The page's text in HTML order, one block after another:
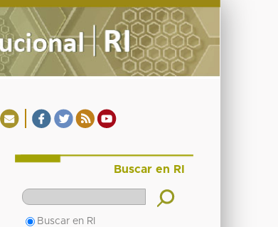
Buscar en RI
Buscar en RI